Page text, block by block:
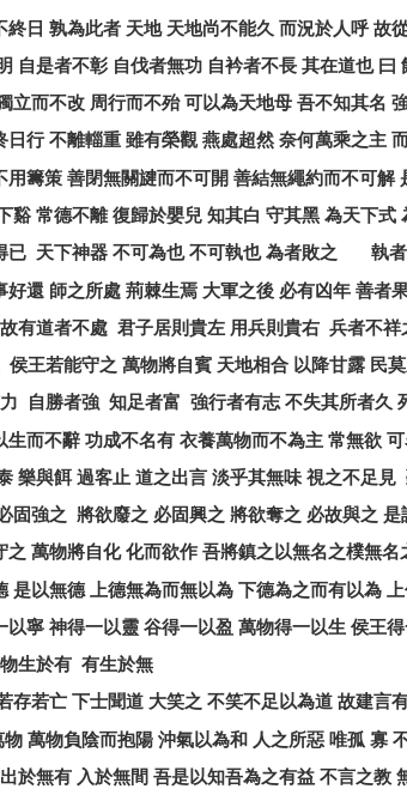
終日 孰為此者 天地 天地尚不能久 而況於人呼 故
自是者不彰 自伐者無功 自衿者不長 其在道也 曰
立而不改 周行而不殆 可以為天地母 吾不知其名
日行 不離輜重 雖有榮觀 燕處超然 奈何萬乘之主
用籌策 善閉無關旔而不可開 善結無繩約而不可解
谿 常德不離 復歸於嬰兒 知其白 守其黑 為天下式
已 天下神器 不可為也 不可執也 為者敗之 執
好還 師之所處 荊棘生焉 大軍之後 必有凶年 善者
故有道者不處 君子居則貴左 用兵則貴右 兵者不祥
侯王若能守之 萬物將自賓 天地相合 以降甘露 民
自勝者強 知足者富 強行者有志 不失其所者久
生而不辭 功成不名有 衣養萬物而不為主 常無欲
樂與餌 過客止 道之出言 淡乎其無味 視之不足見
固強之 將欲廢之 必固興之 將欲奪之 必故與之 是
之 萬物將自化 化而欲作 吾將鎮之以無名之樸無名
是以無德 上德無為而無以為 下德為之而有以為
以寧 神得一以靈 谷得一以盈 萬物得一以生 侯王
生於有 有生於無
存若亡 下士聞道 大笑之 不笑不足以為道 故建言
物 萬物負陰而抱陽 沖氣以為和 人之所惡 唯孤 寡
出於無有 入於無間 吾是以知吾為之有益 不言之教